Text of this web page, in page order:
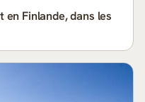
Finlande, dans les